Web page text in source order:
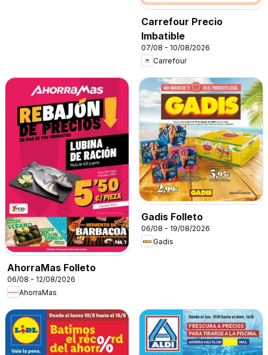
Carrefour Precio
Imbatible
07/08 - 10/08/2026
Carrefour
AhorraMas Folleto
06/08 - 12/08/2026
AhorraMas
Gadis Folleto
06/08 - 19/08/2026
Gadis